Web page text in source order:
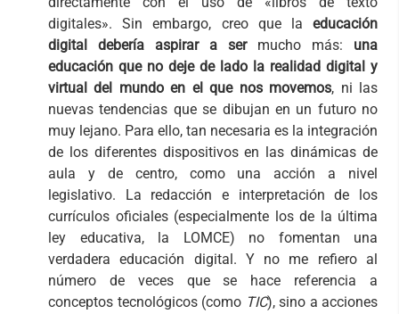
digitales». Sin embargo, creo que la educación
digital debería aspirar a sermucho más: una
educación que no deje de lado la realidad digital y
virtual del mundo en el que nos movemos, ni las
nuevas tendencias que se dibujan en un futuro no
muy lejano. Para ello, tan necesaria es la integración
de los diferentes dispositivos en las dinámicas de
aula y de centro, como una acción a nivel
legislativo. La redacción e interpretación de los
currículos oficiales (especialmente los de la última
ley educativa, la LOMCE) no fomentan una
verdadera educación digital. Y no me refiero al
número de veces que se hace referencia a
conceptos tecnológicos (como TIC), sino a acciones